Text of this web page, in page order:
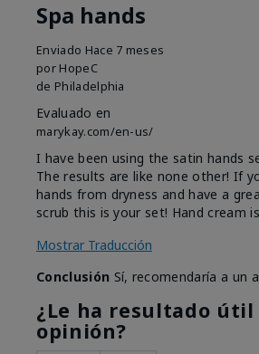
Spa hands
Enviado Hace 7 meses
por HopeC
de Philadelphia
Evaluado en
marykay.com/en-us/
I have been using the satin hands
The results are like none other! If
hands from dryness and have a
scrub this is your set! Hand cream
Mostrar Traducción
Conclusión Sí, recomendaría a un
¿Le ha resultado útil
opinión?